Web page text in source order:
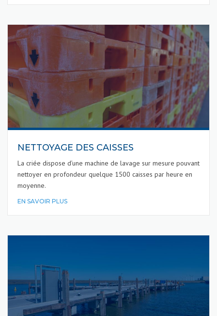
NETTOYAGE DES CAISSES
La criée dispose d’une machine de lavage sur mesure pouvant
nettoyer en profondeur quelque 1500 caisses par heure en
moyenne.
EN SAVOIR PLUS